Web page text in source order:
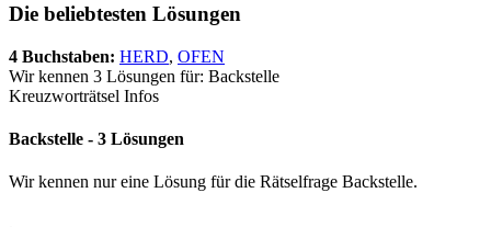
Die beliebtesten Lösungen
4 Buchstaben: HERD, OFEN
Wir kennen 3 Lösungen für: Backstelle
Kreuzworträtsel Infos
Backstelle - 3 Lösungen
Wir kennen nur eine Lösung für die Rätselfrage Backstelle.